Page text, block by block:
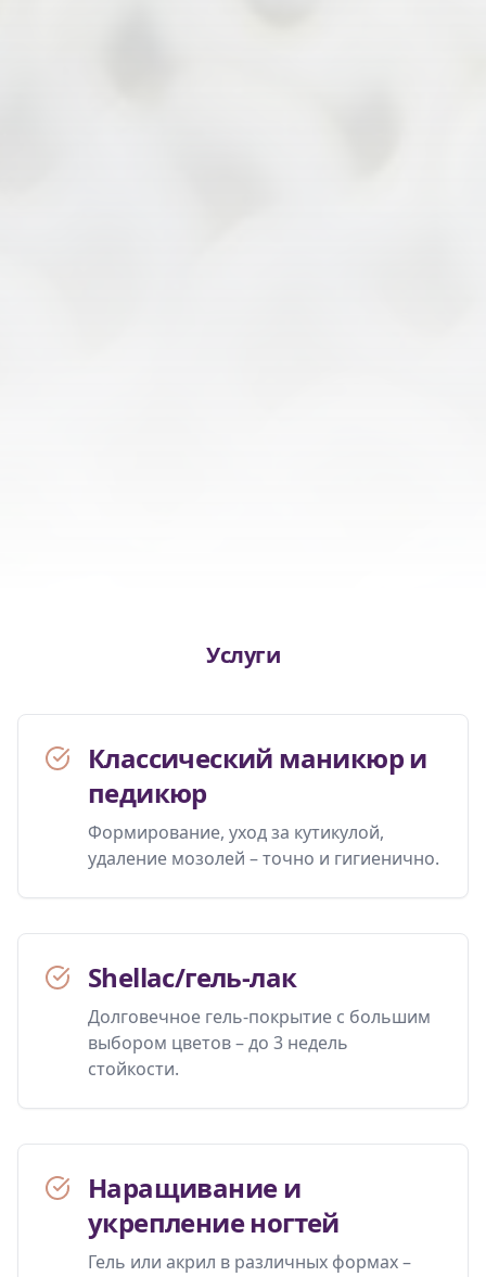
Услуги
Классический маникюр и
педикюр
Формирование, уход за кутикулой,
удаление мозолей – точно и гигиенично.
Shellac/гель-лак
Долговечное гель-покрытие с большим
выбором цветов – до 3 недель
стойкости.
Наращивание и
укрепление ногтей
Гель или акрил в различных формах –